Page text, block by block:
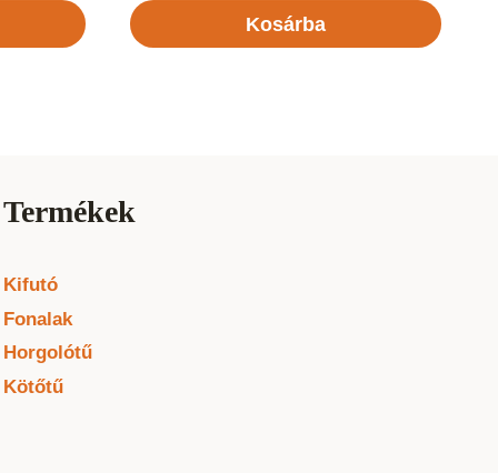
Kosárba
Termékek
Kifutó
Fonalak
Horgolótű
Kötőtű